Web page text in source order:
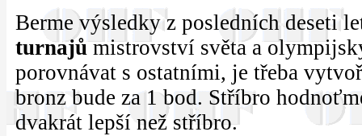
Berme výsledky z posledních deseti
turnajůmistrovství světa a
porovnávat s ostatními, je třeba
bronz bude za 1 bod. Stříbro
dvakrát lepší než stříbro.